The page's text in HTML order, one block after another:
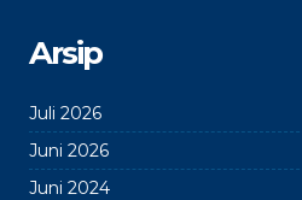
Arsip
Juli 2026
Juni 2026
Juni 2024